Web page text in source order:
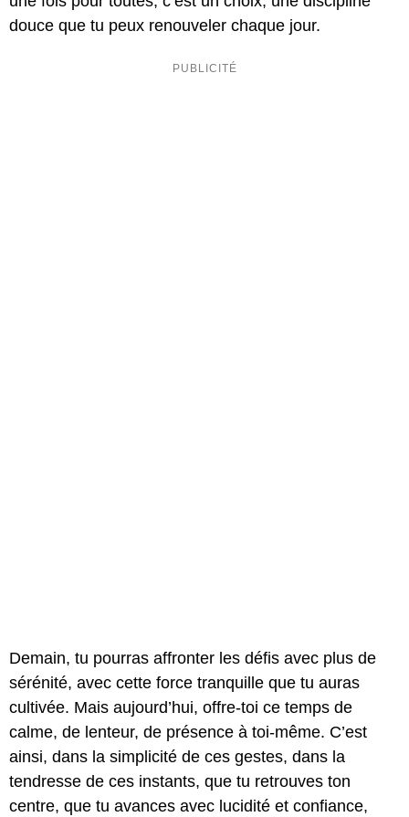
douce que tu peux renouveler chaque jour.
Demain, tu pourras affronter les défis avec plus de
sérénité, avec cette force tranquille que tu auras
cultivée. Mais aujourd’hui, offre-toi ce temps de
calme, de lenteur, de présence à toi-même. C’est
ainsi, dans la simplicité de ces gestes, dans la
tendresse de ces instants, que tu retrouves ton
centre, que tu avances avec lucidité et confiance,